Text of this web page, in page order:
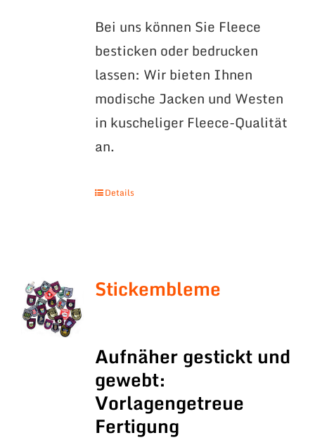
Bei uns können Sie Fleece
besticken oder bedrucken
lassen: Wir bieten Ihnen
modische Jacken und Westen
in kuscheliger Fleece-Qualität
an.
Details
Stickembleme
Aufnäher gestickt und
gewebt:
Vorlagengetreue
Fertigung